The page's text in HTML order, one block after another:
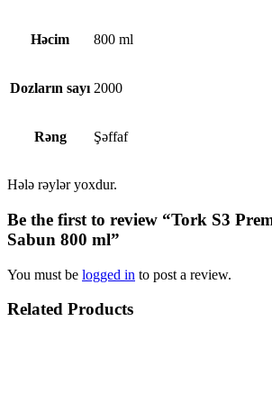
Həcim 800 ml
Dozların sayı 2000
Rəng Şəffaf
Hələ rəylər yoxdur.
Be the first to review “Tork S3
Sabun 800 ml”
You must be logged in to post a review.
Related Products